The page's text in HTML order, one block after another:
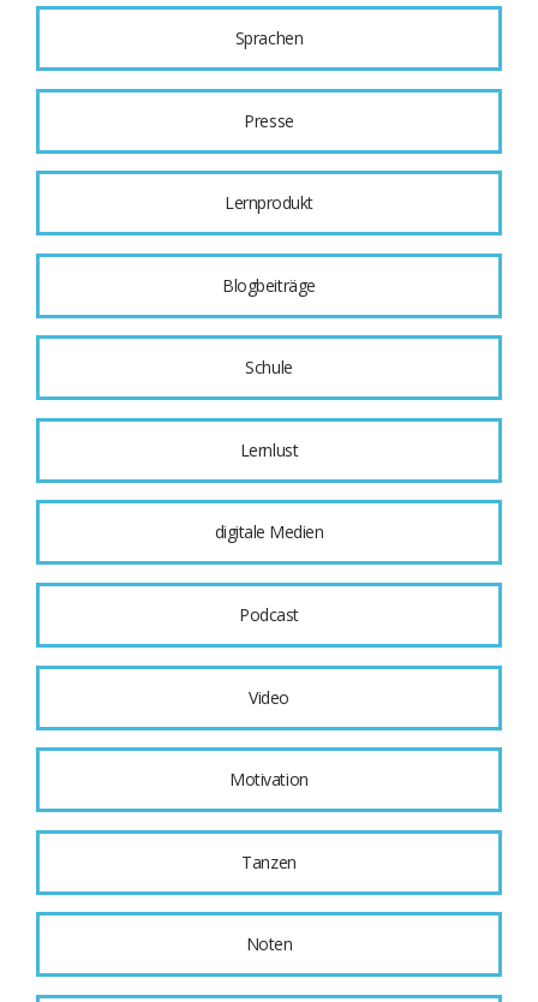
Sprachen
Presse
Lernprodukt
Blogbeiträge
Schule
Lernlust
digitale Medien
Podcast
Video
Motivation
Tanzen
Noten